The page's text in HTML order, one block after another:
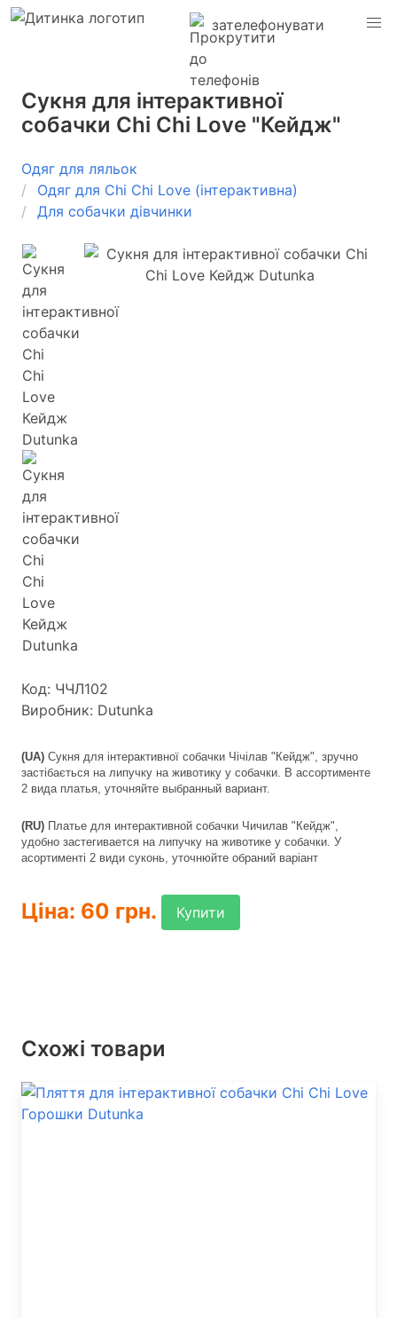
зателефонувати
Сукня для інтерактивної
собачки Chi Chi Love "Кейдж"
Одяг для ляльок
Одяг для Chi Chi Love (інтерактивна)
Для собачки дівчинки
Код: ЧЧЛ102
Виробник: Dutunka
(UA) Сукня для інтерактивної собачки Чічілав "Кейдж", зручно
застібається на липучку на животику у собачки. В ассортименте
2 вида платья, уточняйте выбранный вариант.
(RU) Платье для интерактивной собачки Чичилав "Кейдж",
удобно застегивается на липучку на животике у собачки. У
асортименті 2 види суконь, уточнюйте обраний варіант
Ціна: 60 грн. Купити
Схожі товари